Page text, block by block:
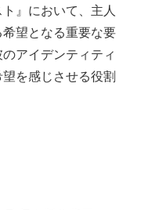
』において、主人
望となる重要な要
アイデンティティ
を感じさせる役割